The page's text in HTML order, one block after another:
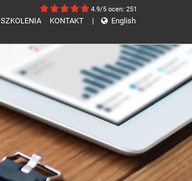
4.9/5 ocen: 251
SZKOLENIA KONTAKT | English